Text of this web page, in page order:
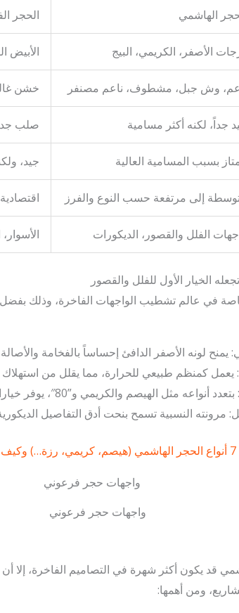
الهاشمي الحجر
الأصفر، الكريمي، البيج الأبيض
وش جبل، مشطوف، ناعم مصنفر خشن
جداً، لكنه أكثر مسامية صلب
بسبب المسامية العالية جيد،
إلى مرتفعة حسب النوع والفرز
الفلل والقصور، الديكورات
الخيار الأول للفلل والقصور
في عالم تشطيب الواجهات الفاخرة، وذلك بفضل
يمنح لونه الأصفر الدافئ إحساساً بالفخامة
يعمل كمنظم طبيعي للحرارة، مما يقلل من استهلاك
والكريمي و”80″، يوفر خيارات واسعة تتناسب مع مختلف الأذواق.
مرونته النسبية تسمح بنحت أدق التفاصيل
واجهات حجر فرعوني
قد يكون أكثر شهرة في التصاميم الفاخرة، إلا
ومن أهمها: